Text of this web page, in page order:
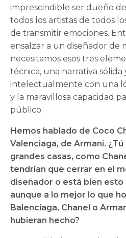
imprescindible ser dueño
todos los artistas de todos
de transmitir emociones.
ensalzar a un diseñador de
necesitamos esos tres
técnica, una narrativa
intelectualmente con una
y la maravillosa capacidad
público.
Hemos hablado de Coco
Valenciaga, de Armani.
grandes casas, como
tendrían que cerrar en el
diseñador o está bien esto
aunque a lo mejor lo que
Balenciaga, Chanel o
hubieran hecho?